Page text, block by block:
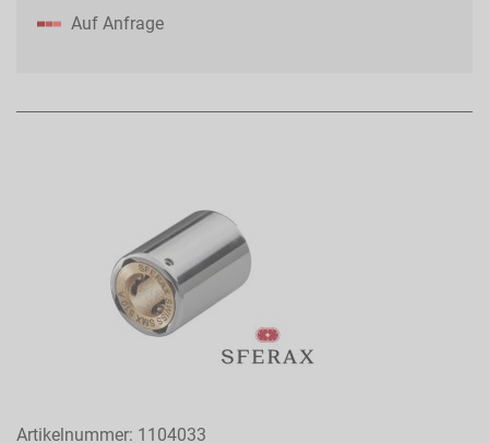
Auf Anfrage
Artikelnummer: 1104033